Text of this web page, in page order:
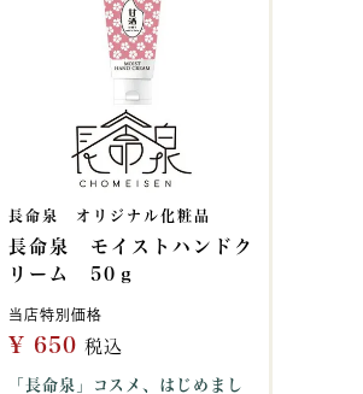
長命泉 オリジナル化粧品
長命泉 モイストハンドク
リーム 50ｇ
当店特別価格
¥ 650 税込
「長命泉」コスメ、はじめまし